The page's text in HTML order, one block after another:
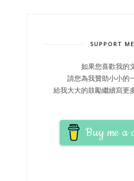
SUPPORT ME
如果您喜歡我的
請您為我贊助小小的
給我大大的鼓勵繼續寫更
Buy me a